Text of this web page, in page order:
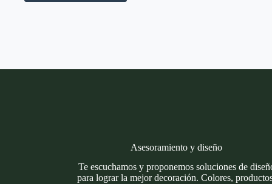
Asesoramiento y diseño
Te escuchamos y proponemos soluciones de
para lograr la mejor decoración. Colores,